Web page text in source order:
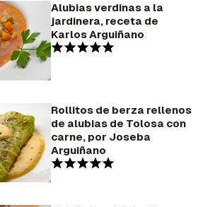
Alubias verdinas a la
jardinera, receta de
Karlos Arguiñano
Rollitos de berza rellenos
de alubias de Tolosa con
carne, por Joseba
Arguiñano